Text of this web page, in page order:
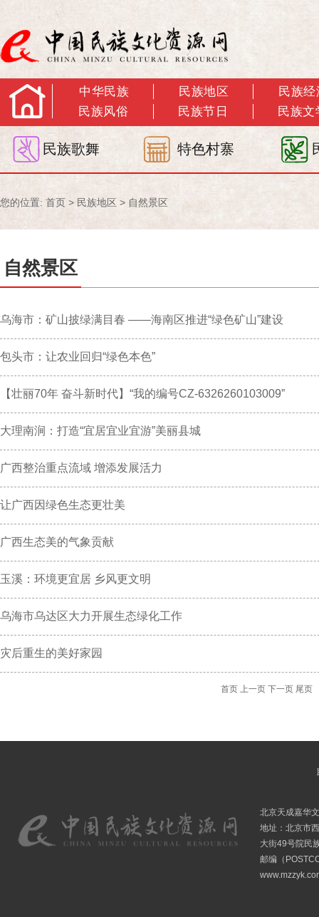
中华民族 民族地区
民族经
民族风俗
民族节日 民族文
民族歌舞 特色村寨
您的位置: 首页 > 民族地区 > 自然景区
自然景区
乌海市：矿山披绿满目春 ——海南区推进“绿色矿山”建设
包头市：让农业回归“绿色本色”
【壮丽70年 奋斗新时代】“我的编号CZ-6326260103009”
大理南涧：打造“宜居宜业宜游”美丽县城
广西整治重点流域 增添发展活力
让广西因绿色生态更壮美
广西生态美的气象贡献
玉溪：环境更宜居 乡风更文明
乌海市乌达区大力开展生态绿化工作
灾后重生的美好家园
首页 上一页 下一页 尾页
北京天成嘉华
地址：北京市
大街49号院民
邮编（